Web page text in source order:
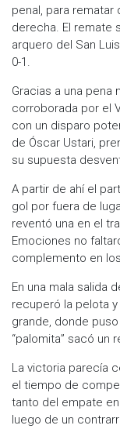
penal, para rematar
derecha. El remate
arquero del San
0-1.
Gracias a una pena
corroborada por el
con un disparo
de Óscar Ustari,
su supuesta
A partir de ahí el
gol por fuera de
reventó una en el
Emociones no
complemento en
En una mala salida
recuperó la pelota
grande, donde
“palomita” sacó un
La victoria parecía
el tiempo de
tanto del empate
luego de un